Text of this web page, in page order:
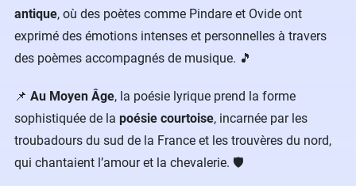
antique, où des poètes comme Pindare et Ovide ont
exprimé des émotions intenses et personnelles à travers
des poèmes accompagnés de musique. 🎵
📌 Au Moyen Âge, la poésie lyrique prend la forme
sophistiquée de la poésie courtoise, incarnée par les
troubadours du sud de la France et les trouvères du nord,
qui chantaient l’amour et la chevalerie. 🛡️